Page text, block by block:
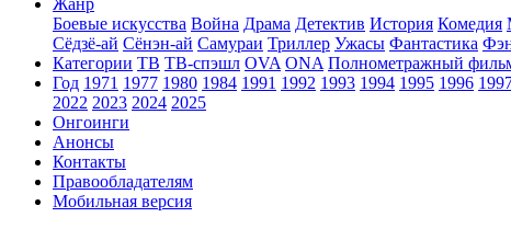
Жанр
Боевые искусства Война Драма Детектив История Комедия
Сёдзё-ай Сёнэн-ай Самураи Триллер Ужасы Фантастика
Категории ТВ ТВ-спэшл OVA ONA Полнометражный
Год 1971 1977 1980 1984 1991 1992 1993 1994 1995 1996
2022 2023 2024 2025
Онгоинги
Анонсы
Контакты
Правообладателям
Мобильная версия